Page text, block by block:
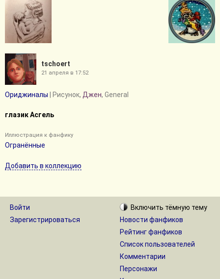
tschoert
21 апреля в 17:52
Ориджиналы | Рисунок, Джен, General
глазик Асгель
Иллюстрация к фанфику
Огранённые
Добавить в коллекцию
Войти
Зарегистрироваться
Включить тёмную тему
Новости фанфиков
Рейтинг фанфиков
Список пользователей
Комментарии
Персонажи